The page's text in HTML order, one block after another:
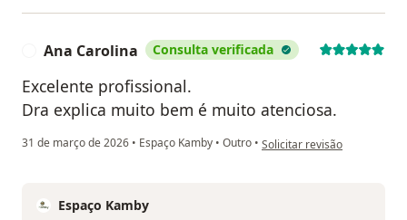
Ana Carolina Consulta verificada
Excelente profissional.
Dra explica muito bem é muito atenciosa.
31 de março de 2026 • Espaço Kamby • Outro • na opinião do utilizador Ana
Solicitar revisão
Espaço Kamby